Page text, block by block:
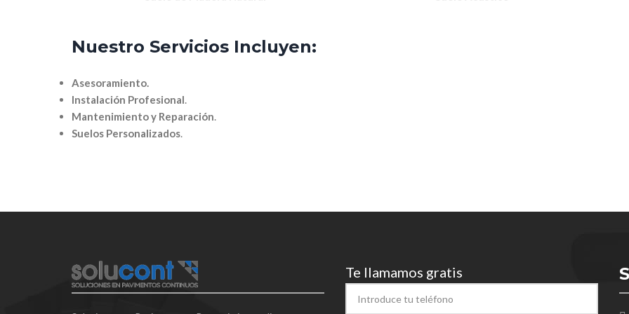
Nuestro Servicios Incluyen:
Asesoramiento.
Instalación Profesional.
Mantenimiento y Reparación.
Suelos Personalizados.
Te llamamos gratis